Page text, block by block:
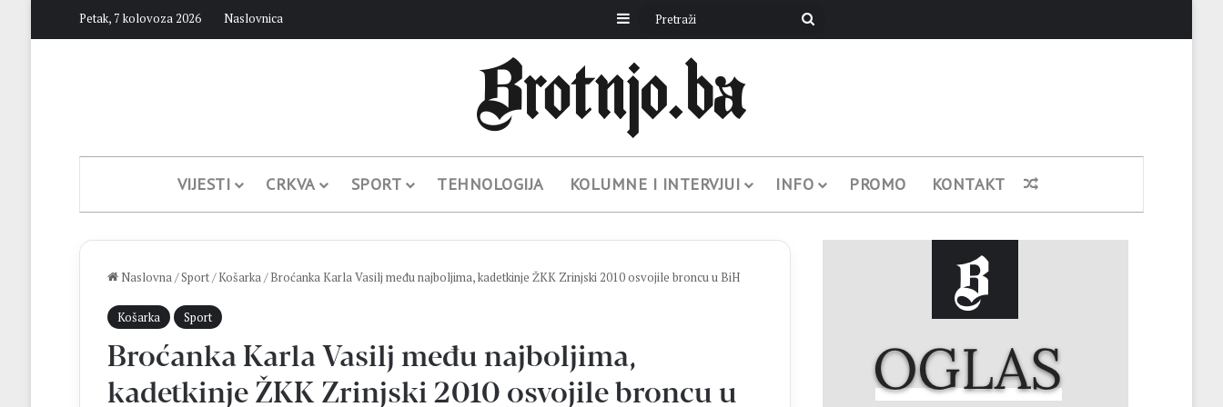
Petak, 7 kolovoza 2026 Naslovnica Sidebar Pretraži
VIJESTI CRKVA SPORT TEHNOLOGIJA KOLUMNE I INTERVJUI INFO PROMO KONTAKT Nasumični članak
Naslovna/Sport/ Košarka/ Broćanka Karla Vasilj među najboljima, kadetkinje ŽKK Zrinjski 2010 osvojile broncu u BiH
Košarka Sport
Broćanka Karla Vasilj među najboljima,
kadetkinje ŽKK Zrinjski 2010 osvojile broncu u